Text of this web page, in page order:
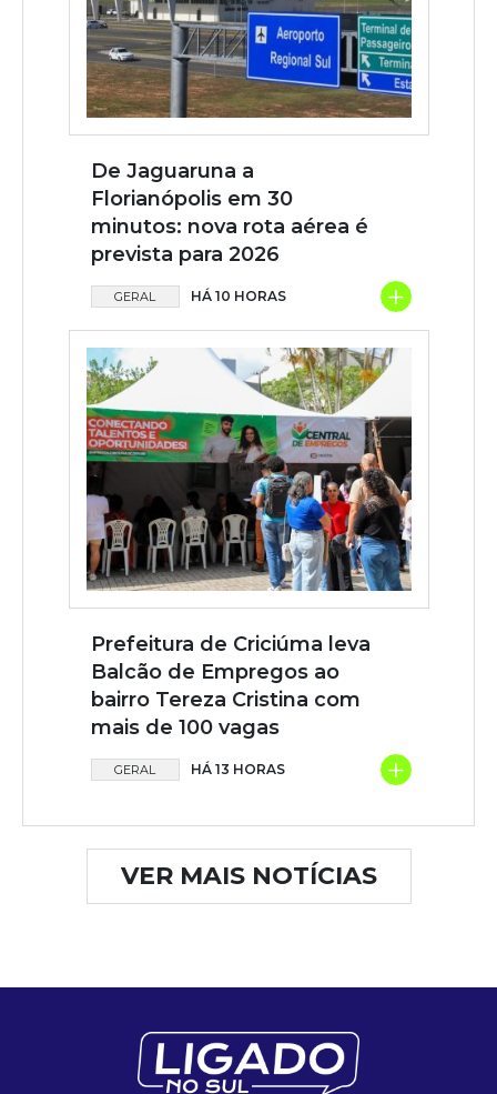
De Jaguaruna a
Florianópolis em 30
minutos: nova rota aérea é
prevista para 2026
GERAL HÁ 10 HORAS +
Prefeitura de Criciúma leva
Balcão de Empregos ao
bairro Tereza Cristina com
mais de 100 vagas
GERAL HÁ 13 HORAS +
VER MAIS NOTÍCIAS